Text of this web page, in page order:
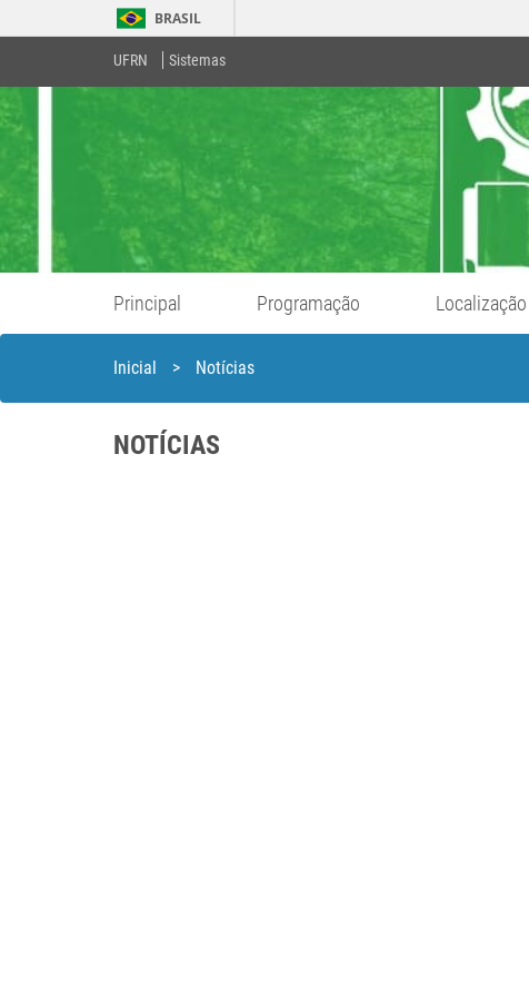
BRASIL
UFRN Sistemas
Principal Programação Localização
Inicial > Notícias
NOTÍCIAS